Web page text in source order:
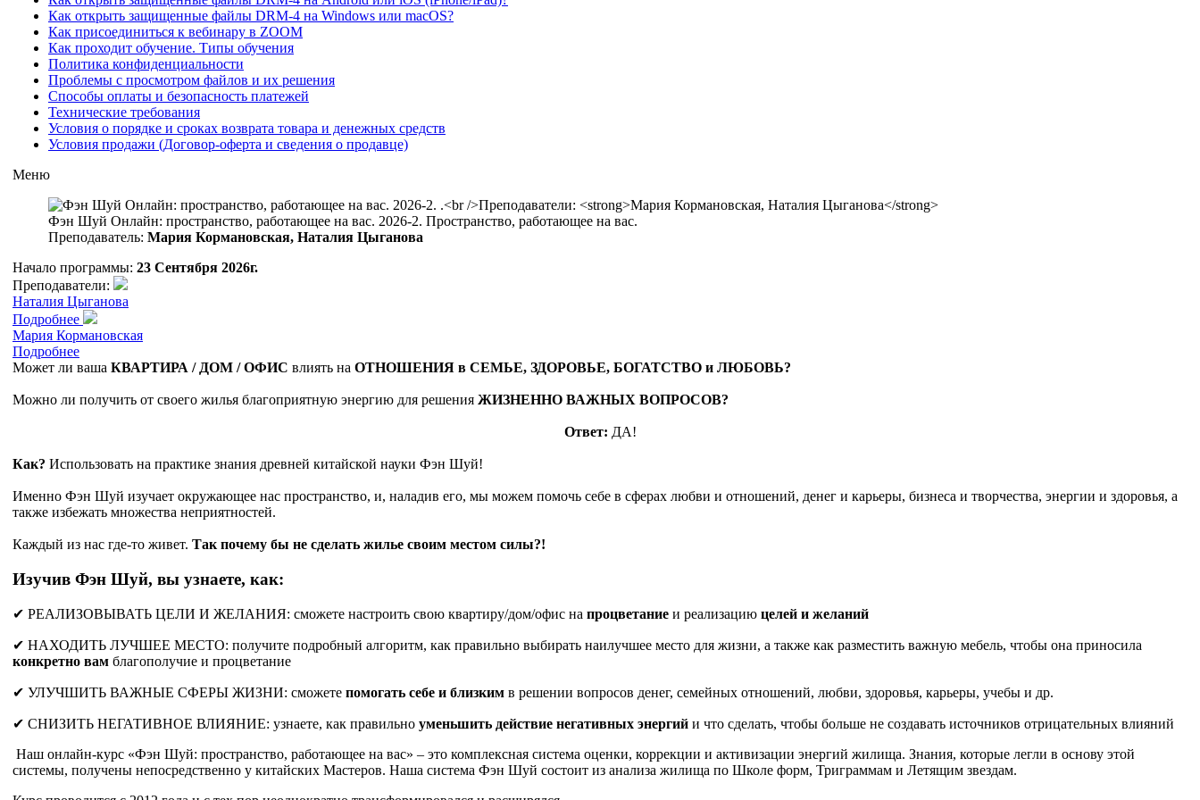
Как открыть защищенные файлы DRM-4 на Windows или macOS?
Как присоединиться к вебинару в ZOOM
Как проходит обучение. Типы обучения
Политика конфиденциальности
Проблемы с просмотром файлов и их решения
Способы оплаты и безопасность платежей
Технические требования
Условия о порядке и сроках возврата товара и денежных средств
Условия продажи (Договор-оферта и сведения о продавце)
Меню
Фэн Шуй Онлайн: пространство, работающее на вас. 2026-2. Пространство, работающее на вас.
Преподаватель: Мария Кормановская, Наталия Цыганова
Начало программы: 23 Сентября 2026г.
Преподаватели:
Наталия Цыганова
Подробнее
Мария Кормановская
Подробнее
Может ли ваша КВАРТИРА / ДОМ / ОФИС влиять на ОТНОШЕНИЯ в СЕМЬЕ, ЗДОРОВЬЕ, БОГАТСТВО и ЛЮБОВЬ?
Можно ли получить от своего жилья благоприятную энергию для решения ЖИЗНЕННО ВАЖНЫХ ВОПРОСОВ?
Ответ: ДА!
Как? Использовать на практике знания древней китайской науки Фэн Шуй!
Именно Фэн Шуй изучает окружающее нас пространство, и, наладив его, мы можем помочь себе в сферах любви и отношений, денег и карьеры, бизнеса и творчества, энергии и здоровья, а
также избежать множества неприятностей.
Каждый из нас где-то живет. Так почему бы не сделать жилье своим местом силы?!
Изучив Фэн Шуй, вы узнаете, как:
✔ РЕАЛИЗОВЫВАТЬ ЦЕЛИ И ЖЕЛАНИЯ: сможете настроить свою квартиру/дом/офис на процветание и реализацию целей и желаний
✔ НАХОДИТЬ ЛУЧШЕЕ МЕСТО: получите подробный алгоритм, как правильно выбирать наилучшее место для жизни, а также как разместить важную мебель, чтобы она приносила
конкретно вам благополучие и процветание
✔ УЛУЧШИТЬ ВАЖНЫЕ СФЕРЫ ЖИЗНИ: сможете помогать себе и близким в решении вопросов денег, семейных отношений, любви, здоровья, карьеры, учебы и др.
✔ СНИЗИТЬ НЕГАТИВНОЕ ВЛИЯНИЕ: узнаете, как правильно уменьшить действие негативных энергий и что сделать, чтобы больше не создавать источников отрицательных влияний
Наш онлайн-курс «Фэн Шуй: пространство, работающее на вас» – это комплексная система оценки, коррекции и активизации энергий жилища. Знания, которые легли в основу этой
системы, получены непосредственно у китайских Мастеров. Наша система Фэн Шуй состоит из анализа жилища по Школе форм, Триграммам и Летящим звездам.